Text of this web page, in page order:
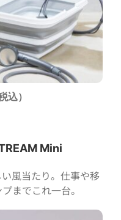
）
Mini
風当たり。仕事や移
までこれ一台。